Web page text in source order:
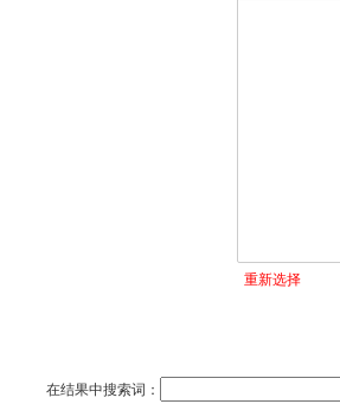
重新选择
在结果中搜索词：